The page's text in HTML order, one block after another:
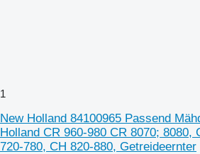
1
New Holland 84100965 Passend
Holland CR 960-980 CR 8070; 8080,
720-780, CH 820-880, Getreideernter